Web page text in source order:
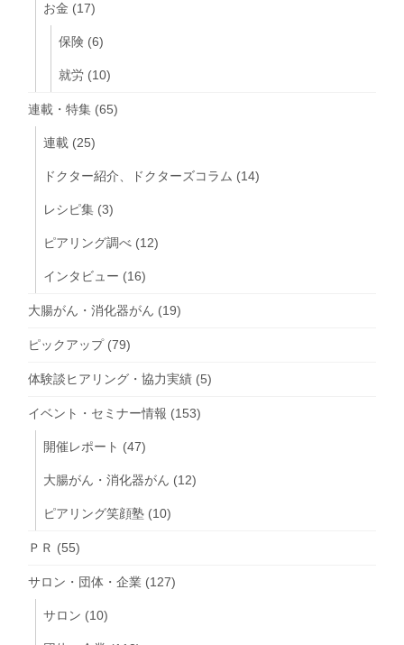
お金 (17)
保険 (6)
就労 (10)
連載・特集 (65)
連載 (25)
ドクター紹介、ドクターズコラム (14)
レシピ集 (3)
ピアリング調べ (12)
インタビュー (16)
大腸がん・消化器がん (19)
ピックアップ(79)
体験談ヒアリング・協力実績 (5)
イベント・セミナー情報 (153)
開催レポート (47)
大腸がん・消化器がん (12)
ピアリング笑顔塾 (10)
ＰＲ (55)
サロン・団体・企業 (127)
サロン (10)